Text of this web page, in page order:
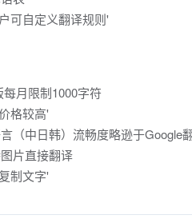
可自定义翻译规则'
每月限制1000字符
格较高'
（中日韩）流畅度略逊于Google
片直接翻译
制文字'